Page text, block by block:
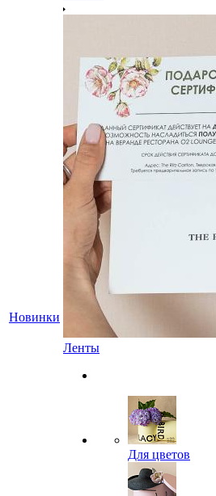
Новинки
Ленты
Для цветов